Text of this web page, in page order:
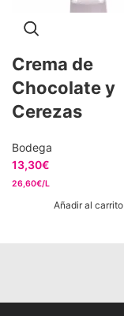
Crema de
Chocolate y
Cerezas
Bodega
13,30€
26,60€/L
Añadir al carrito